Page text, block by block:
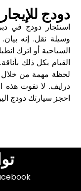
دودج
استئجار دودج في
وسيلة نقل. إنه
السياحية أو اترك
القيام بكل ذلك
لحظة مهمة من خلال
درايف. لا تفوت هذه
احجز سيارتك دودج